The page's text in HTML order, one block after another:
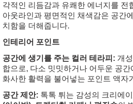
각적인 리듬감과 유쾌한 에너지를 전
아웃라인과 평면적인 채색감은 공간
치함을 더해줍니다.
인테리어 포인트
공간에 생기를 주는 컬러 테라피: 개
합으로, 다소 밋밋하거나 어두운 공간
화사한 활력을 불어넣는 포인트 액자
공간 제안: 톡톡 튀는 감성의 크리에